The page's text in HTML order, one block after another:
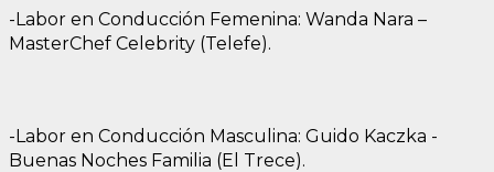
-Labor en Conducción Femenina: Wanda Nara –
MasterChef Celebrity (Telefe).
-Labor en Conducción Masculina: Guido Kaczka -
Buenas Noches Familia (El Trece).